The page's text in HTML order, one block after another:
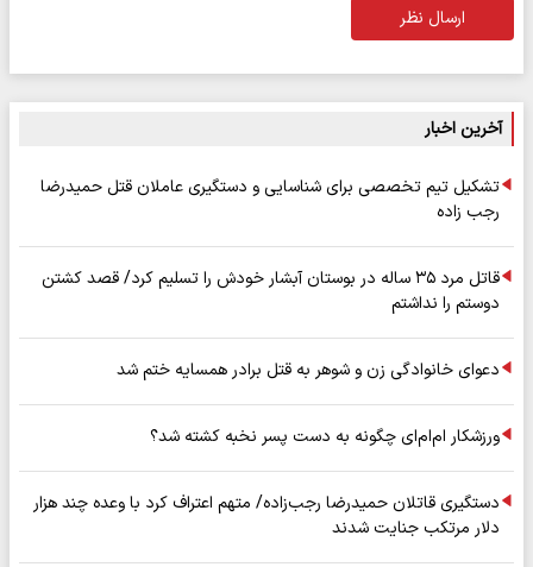
ارسال نظر
آخرین اخبار
تشکیل تیم تخصصی برای شناسایی و دستگیری عاملان قتل حمیدرضا
رجب زاده
قاتل مرد ۳۵ ساله در بوستان آبشار خودش را تسلیم کرد/ قصد کشتن
دوستم را نداشتم
دعوای خانوادگی زن و شوهر به قتل برادر همسایه ختم شد
ورزشکار ام‌ام‌ای چگونه به دست پسر نخبه کشته شد؟
دستگیری قاتلان حمیدرضا رجب‌زاده/ متهم اعتراف کرد با وعده چند هزار
دلار مرتکب جنایت شدند